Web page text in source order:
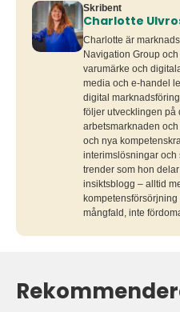
Skribent
Charlotte
Charlotte är
Navigation Group
varumärke och
media och e-handel
digital
följer utvecklingen på
arbetsmarknaden
och nya
interimslösningar och
trender som hon
insiktsblogg – alltid
kompetensförsörjning
mångfald, inte